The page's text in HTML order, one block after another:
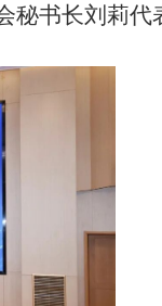
秘书长刘莉代